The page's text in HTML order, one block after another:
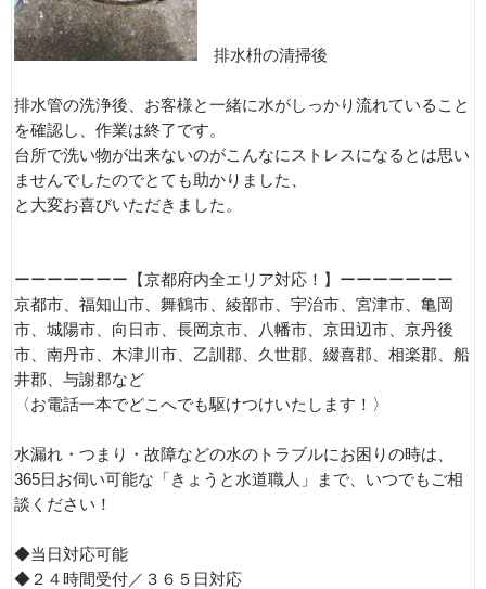
排水枡の清掃後
排水管の洗浄後、お客様と一緒に水がしっかり流れていること
を確認し、作業は終了です。
台所で洗い物が出来ないのがこんなにストレスになるとは思い
ませんでしたのでとても助かりました、
と大変お喜びいただきました。
ーーーーーーー【京都府内全エリア対応！】ーーーーーーー
京都市、福知山市、舞鶴市、綾部市、宇治市、宮津市、亀岡
市、城陽市、向日市、長岡京市、八幡市、京田辺市、京丹後
市、南丹市、木津川市、乙訓郡、久世郡、綴喜郡、相楽郡、船
井郡、与謝郡など
〈お電話一本でどこへでも駆けつけいたします！〉
水漏れ・つまり・故障などの水のトラブルにお困りの時は、
365日お伺い可能な「きょうと水道職人」まで、いつでもご相
談ください！
◆当日対応可能
◆２４時間受付／３６５日対応